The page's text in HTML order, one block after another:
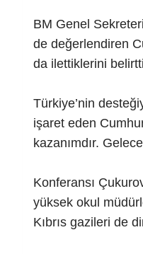
BM Genel
de değerlendiren
da ilettiklerini
Türkiye’nin
işaret eden
kazanımdır.
Konferansı
yüksek okul
Kıbrıs gazileri de